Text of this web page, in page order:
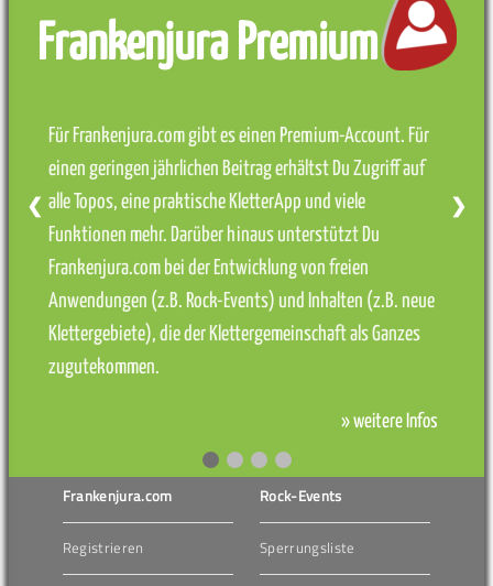
Frankenjura Premium
Für Frankenjura.com gibt es einen Premium-Account. Für
einen geringen jährlichen Beitrag erhältst Du Zugriff auf
alle Topos, eine praktische KletterApp und viele
Funktionen mehr. Darüber hinaus unterstützt Du
Frankenjura.com bei der Entwicklung von freien
Anwendungen (z.B. Rock-Events) und Inhalten (z.B. neue
Klettergebiete), die der Klettergemeinschaft als Ganzes
zugutekommen.
» weitere Infos
❮ ❯
Frankenjura.com
Registrieren
Rock-Events
Sperrungsliste